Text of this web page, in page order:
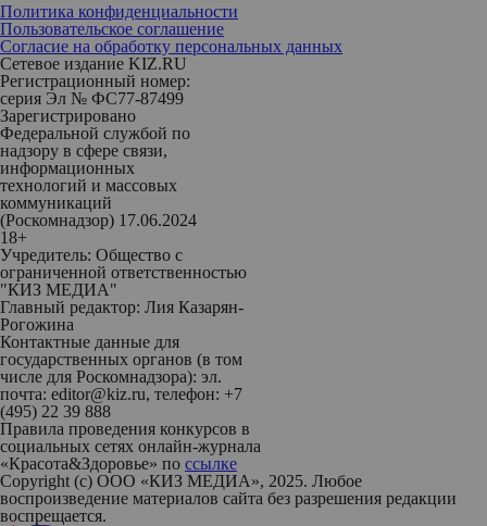
Политика конфиденциальности
Пользовательское соглашение
Согласие на обработку персональных данных
Сетевое издание KIZ.RU
Регистрационный номер:
серия Эл № ФС77-87499
Зарегистрировано
Федеральной службой по
надзору в сфере связи,
информационных
технологий и массовых
коммуникаций
(Роскомнадзор) 17.06.2024
18+
Учредитель: Общество с
ограниченной ответственностью
"КИЗ МЕДИА"
Главный редактор: Лия Казарян-
Рогожина
Контактные данные для
государственных органов (в том
числе для Роскомнадзора): эл.
почта: editor@kiz.ru, телефон: +7
(495) 22 39 888
Правила проведения конкурсов в
социальных сетях онлайн-журнала
«Красота&Здоровье» по ссылке
Copyright (с) ООО «КИЗ МЕДИА», 2025. Любое
воспроизведение материалов сайта без разрешения редакции
воспрещается.